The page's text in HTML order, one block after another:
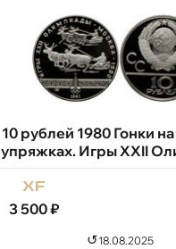
10 рублей 1980 Гонки
упряжках. Игры XXII
xf
3 500₽
↺18.08.2025